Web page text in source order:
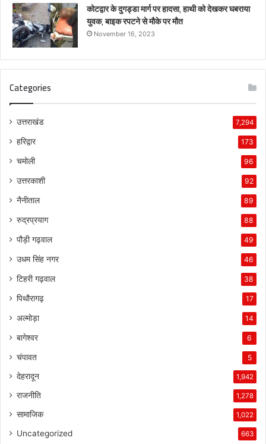
कोटद्वार के दुगड्डा मार्ग पर हादसा, हाथी को देखकर घबराया
युवक, बाइक रपटने से मौके पर मौत
November 16, 2023
Categories
उत्तराखंड 7,294
हरिद्वार 173
चमोली 96
उत्तरकाशी 92
नैनीताल 89
रुद्रप्रयाग 88
पौड़ी गढ़वाल 49
उधम सिंह नगर 46
टिहरी गढ़वाल 38
पिथौरागढ़ 17
अल्मोड़ा 14
बागेश्वर 6
चंपावत 5
देहरादून 1,942
राजनीति 1,278
सामाजिक 1,022
Uncategorized 663